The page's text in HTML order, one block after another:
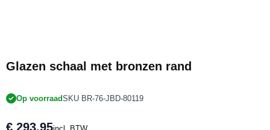
Glazen schaal met bronzen rand
Op voorraadSKU BR-76-JBD-80119
€ 293,95